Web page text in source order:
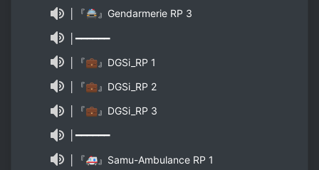
│『🚔』Gendarmerie RP 3
│━━━━━━
│『💼』DGSi_RP 1
│『💼』DGSi_RP 2
│『💼』DGSi_RP 3
│━━━━━━
│『🚑』Samu-Ambulance RP 1